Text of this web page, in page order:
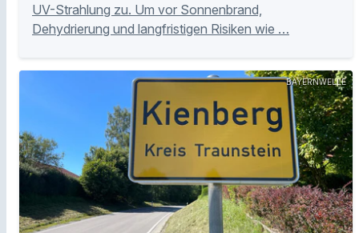
UV-Strahlung zu. Um vor Sonnenbrand,
Dehydrierung und langfristigen Risiken wie …
BAYERNWELLE